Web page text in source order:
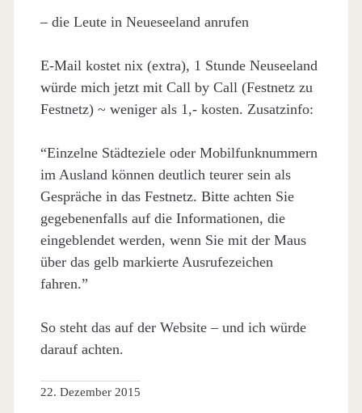
– die Leute in Neueseeland anrufen
E-Mail kostet nix (extra), 1 Stunde Neuseeland
würde mich jetzt mit Call by Call (Festnetz zu
Festnetz) ~ weniger als 1,- kosten. Zusatzinfo:
“Einzelne Städteziele oder Mobilfunknummern
im Ausland können deutlich teurer sein als
Gespräche in das Festnetz. Bitte achten Sie
gegebenenfalls auf die Informationen, die
eingeblendet werden, wenn Sie mit der Maus
über das gelb markierte Ausrufezeichen
fahren.”
So steht das auf der Website – und ich würde
darauf achten.
22. Dezember 2015